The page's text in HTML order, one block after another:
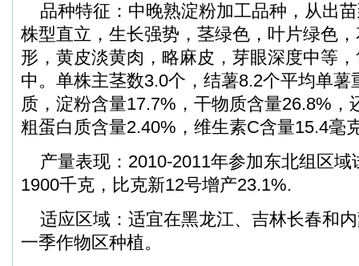
品种特征：中晚熟淀粉加工品种，从出
株型直立，生长强势，茎绿色，叶片绿色
形，黄皮淡黄肉，略麻皮，芽眼深度中等
中。单株主茎数3.0个，结薯8.2个平均单薯
质，淀粉含量17.7%，干物质含量26.8%，
粗蛋白质含量2.40%，维生素C含量15.4毫
产量表现：2010-2011年参加东北组区域
1900千克，比克新12号增产23.1%.
适应区域：适宜在黑龙江、吉林长春和
一季作物区种植。